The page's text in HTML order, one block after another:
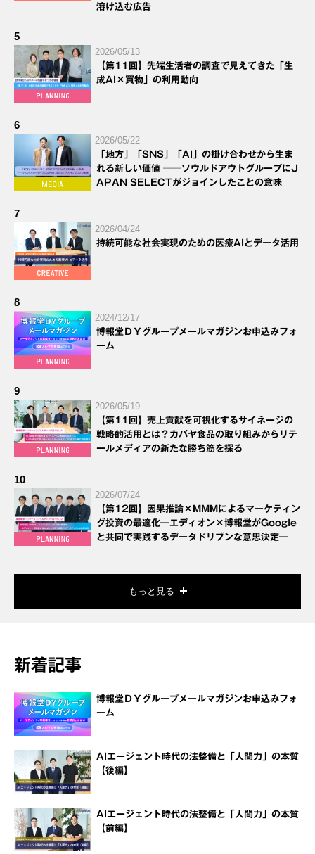
溶け込む広告
5
2026/05/13
【第11回】先端生活者の調査で見えてきた「生
成AI×買物」の利用動向
6
2026/05/22
「地方」「SNS」「AI」の掛け合わせから生ま
れる新しい価値 ──ソウルドアウトグループにJ
APAN SELECTがジョインしたことの意味
7
2026/04/24
持続可能な社会実現のための医療AIとデータ活用
8
2024/12/17
博報堂ＤＹグループメールマガジンお申込みフォ
ーム
9
2026/05/19
【第11回】売上貢献を可視化するサイネージの
戦略的活用とは？カバヤ食品の取り組みからリテ
ールメディアの新たな勝ち筋を探る
10
2026/07/24
【第12回】因果推論×MMMによるマーケティン
グ投資の最適化―エディオン×博報堂がGoogle
と共同で実践するデータドリブンな意思決定―
もっと見る
新着記事
博報堂ＤＹグループメールマガジンお申込みフォ
ーム
AIエージェント時代の法整備と「人間力」の本質
【後編】
AIエージェント時代の法整備と「人間力」の本質
【前編】